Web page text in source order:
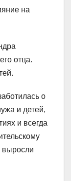
на
отца.
о
и детей,
и всегда
выросли